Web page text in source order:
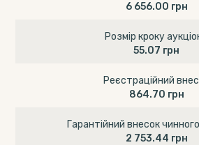
6 656.00 грн
Розмір кроку
55.07 грн
Реєстраційний
864.70 грн
Гарантійний внесок
2 753.44 грн